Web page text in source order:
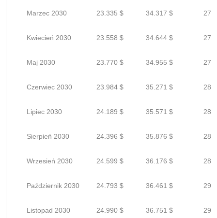
Marzec 2030 23.335 $ 34.317 $
Kwiecień 2030 23.558 $ 34.644 $
Maj 2030 23.770 $ 34.955 $
Czerwiec 2030 23.984 $ 35.271 $
Lipiec 2030 24.189 $ 35.571 $
Sierpień 2030 24.396 $ 35.876 $
Wrzesień 2030 24.599 $ 36.176 $
Październik 2030 24.793 $ 36.461 $
Listopad 2030 24.990 $ 36.751 $